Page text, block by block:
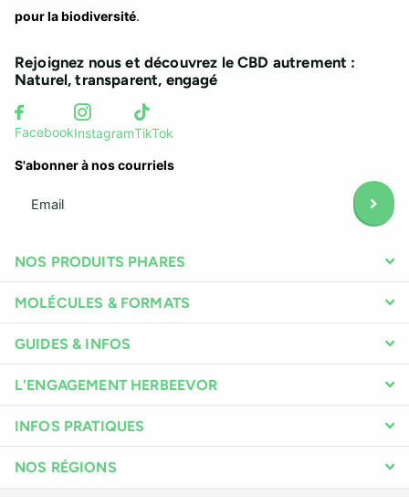
pour la biodiversité.
Rejoignez nous et découvrez le CBD autrement :
Naturel, transparent, engagé
FacebookInstagramTikTok
S'abonner à nos courriels
NOS PRODUITS PHARES
MOLÉCULES & FORMATS
GUIDES & INFOS
L'ENGAGEMENT HERBEEVOR
INFOS PRATIQUES
NOS RÉGIONS